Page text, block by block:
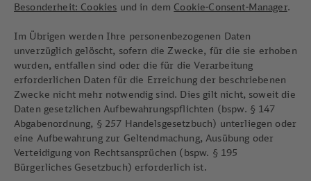
Besonderheit: Cookies und in dem Cookie-Consent-Manager.
Im Übrigen werden Ihre personenbezogenen Daten
unverzüglich gelöscht, sofern die Zwecke, für die sie erhoben
wurden, entfallen sind oder die für die Verarbeitung
erforderlichen Daten für die Erreichung der beschriebenen
Zwecke nicht mehr notwendig sind. Dies gilt nicht, soweit die
Daten gesetzlichen Aufbewahrungspflichten (bspw. § 147
Abgabenordnung, § 257 Handelsgesetzbuch) unterliegen oder
eine Aufbewahrung zur Geltendmachung, Ausübung oder
Verteidigung von Rechtsansprüchen (bspw. § 195
Bürgerliches Gesetzbuch) erforderlich ist.